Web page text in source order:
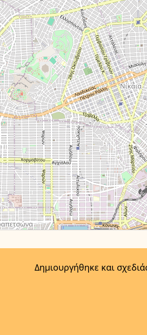
Δημιουργήθηκε και